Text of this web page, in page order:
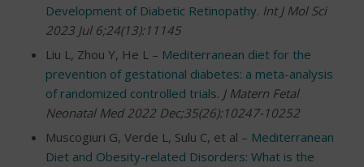
Development of Diabetic Retinopathy. Int J Mol Sci
2023 Jul 6;24(13):11145
Liu L, Zhou Y, He L – Mediterranean diet for the
prevention of gestational diabetes: a meta-analysis
of randomized controlled trials. J Matern Fetal
Neonatal Med 2022 Dec;35(26):10247-10252
Muscogiuri G, Verde L, Sulu C, et al – Mediterranean
Diet and Obesity-related Disorders: What is the